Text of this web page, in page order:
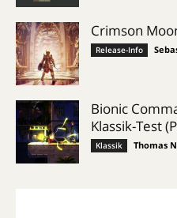
Crimson
Release-Info
Bionic
Klassik-Test
Klassik Thomas